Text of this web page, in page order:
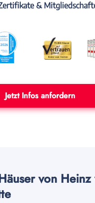
&
Jetzt Infos anfordern
von Heinz